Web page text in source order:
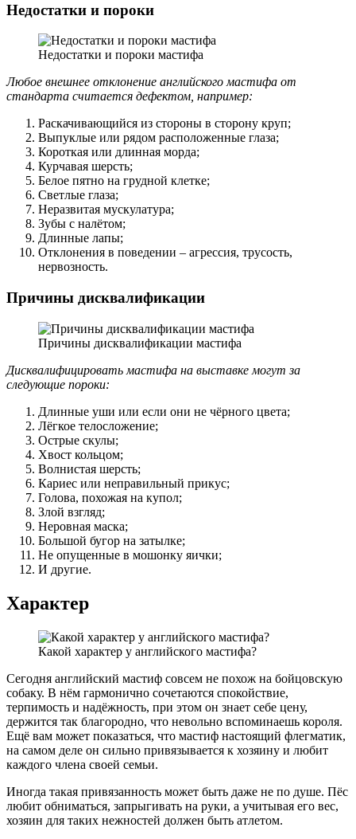
Недостатки и пороки
Недостатки и пороки мастифа
Любое внешнее отклонение английского мастифа от
стандарта считается дефектом, например:
Раскачивающийся из стороны в сторону круп;
Выпуклые или рядом расположенные глаза;
Короткая или длинная морда;
Курчавая шерсть;
Белое пятно на грудной клетке;
Светлые глаза;
Неразвитая мускулатура;
Зубы с налётом;
Длинные лапы;
Отклонения в поведении – агрессия, трусость,
нервозность.
Причины дисквалификации
Причины дисквалификации мастифа
Дисквалифицировать мастифа на выставке могут за
следующие пороки:
Длинные уши или если они не чёрного цвета;
Лёгкое телосложение;
Острые скулы;
Хвост кольцом;
Волнистая шерсть;
Кариес или неправильный прикус;
Голова, похожая на купол;
Злой взгляд;
Неровная маска;
Большой бугор на затылке;
Не опущенные в мошонку яички;
И другие.
Характер
Какой характер у английского мастифа?
Сегодня английский мастиф совсем не похож на бойцовскую
собаку. В нём гармонично сочетаются спокойствие,
терпимость и надёжность, при этом он знает себе цену,
держится так благородно, что невольно вспоминаешь короля.
Ещё вам может показаться, что мастиф настоящий флегматик,
на самом деле он сильно привязывается к хозяину и любит
каждого члена своей семьи.
Иногда такая привязанность может быть даже не по душе. Пёс
любит обниматься, запрыгивать на руки, а учитывая его вес,
хозяин для таких нежностей должен быть атлетом.